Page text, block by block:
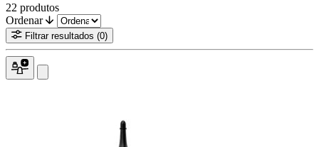
22 produtos
Ordenar
Filtrar resultados (0)